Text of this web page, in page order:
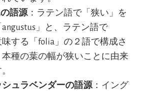
語源：ラテン語で「狭い」を
」と、ラテン語で
味する「folia」の２語で構成さ
種の葉の幅が狭いことに由来
ュラベンダーの語源：イング